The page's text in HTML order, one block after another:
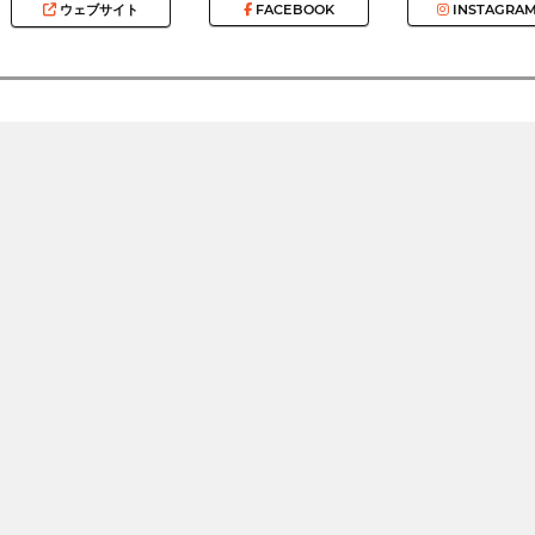
ウェブサイト FACEBOOK